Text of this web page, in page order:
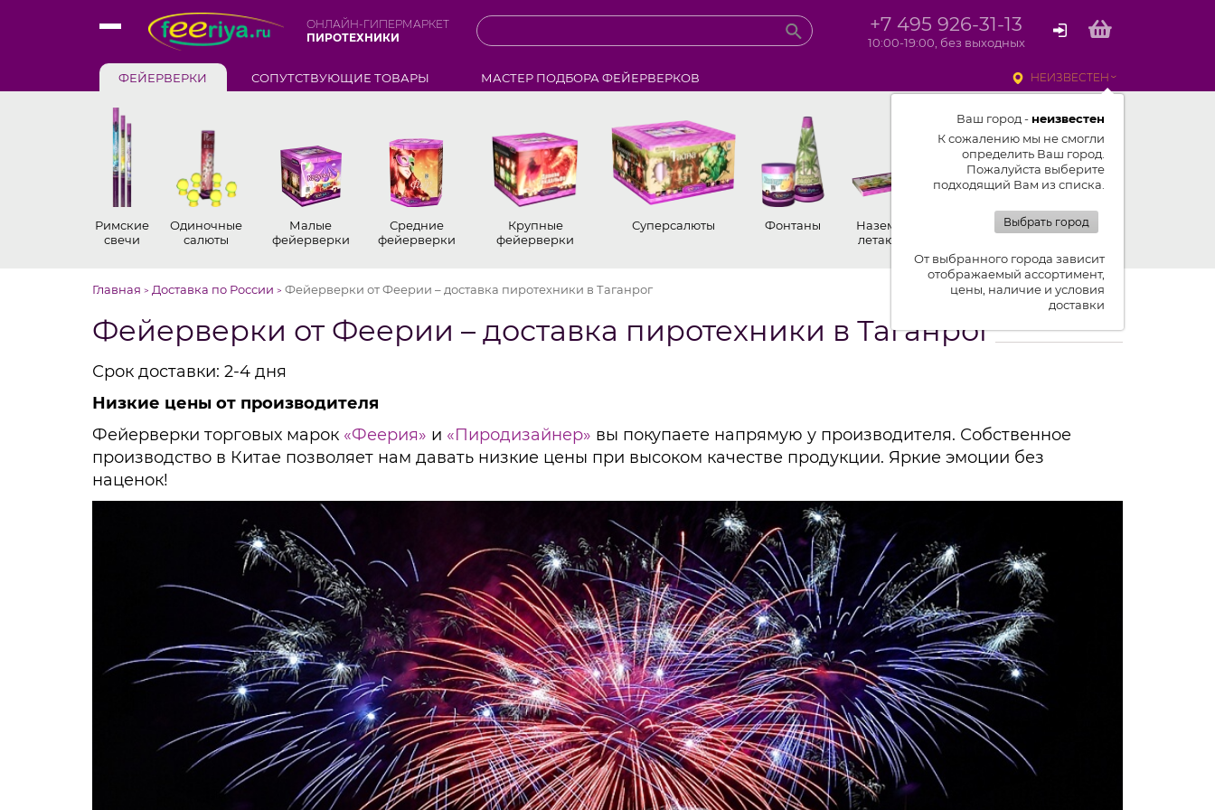
ОНЛАЙН-ГИПЕРМАРКЕТ
ПИРОТЕХНИКИ
+7 495 926-31-13
10:00-19:00, без выходных
ФЕЙЕРВЕРКИ СОПУТСТВУЮЩИЕ ТОВАРЫ МАСТЕР ПОДБОРА ФЕЙЕРВЕРКОВ НЕИЗВЕСТЕН
Ваш город - неизвестен
К сожалению мы не смогли
определить Ваш город.
Пожалуйста выберите
подходящий Вам из списка.
Выбрать город
От выбранного города зависит
отображаемый ассортимент,
цены, наличие и условия
доставки
Римские
свечи
Одиночные
салюты
Малые
фейерверки
Средние
фейерверки
Крупные
фейерверки
Суперсалюты Фонтаны
Наземные,
летающие
Петарды
Главная > Доставка по России > Фейерверки от Феерии – доставка пиротехники в Таганрог
Фейерверки от Феерии – доставка пиротехники в Таганрог
Срок доставки: 2-4 дня
Низкие цены от производителя
Фейерверки торговых марок «Феерия» и «Пиродизайнер» вы покупаете напрямую у производителя. Собственное
производство в Китае позволяет нам давать низкие цены при высоком качестве продукции. Яркие эмоции без
наценок!